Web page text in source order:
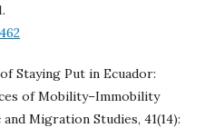
Staying Put in Ecuador:
of Mobility–Immobility
Migration Studies, 41(14):